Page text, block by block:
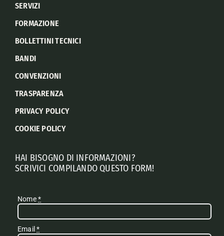
SERVIZI
FORMAZIONE
BOLLETTINI TECNICI
BANDI
CONVENZIONI
TRASPARENZA
PRIVACY POLICY
COOKIE POLICY
HAI BISOGNO DI INFORMAZIONI?
SCRIVICI COMPILANDO QUESTO FORM!
Nome*
Email*